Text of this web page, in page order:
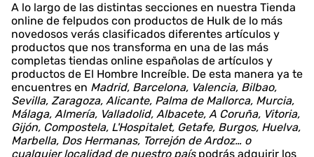
A lo largo de las distintas secciones en nuestra Tienda
online de felpudos con productos de Hulk de lo más
novedosos verás clasificados diferentes artículos y
productos que nos transforma en una de las más
completas tiendas online españolas de artículos y
productos de El Hombre Increíble. De esta manera ya te
encuentres en Madrid, Barcelona, Valencia, Bilbao,
Sevilla, Zaragoza, Alicante, Palma de Mallorca, Murcia,
Málaga, Almería, Valladolid, Albacete, A Coruña, Vitoria,
Gijón, Compostela, L'Hospitalet, Getafe, Burgos, Huelva,
Marbella, Dos Hermanas, Torrejón de Ardoz… o
cualquier localidad de nuestro paíspodrás adquirir los